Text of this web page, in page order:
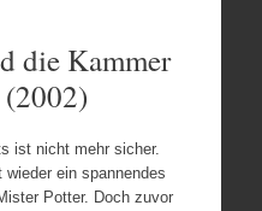
die Kammer
(2002)
ist nicht mehr sicher.
ein spannendes
Potter. Doch zuvor